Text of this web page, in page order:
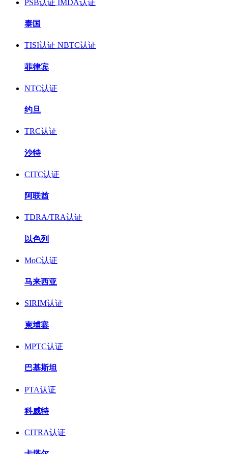
PSB认证 IMDA认证
泰国
TISI认证 NBTC认证
菲律宾
NTC认证
约旦
TRC认证
沙特
CITC认证
阿联酋
TDRA/TRA认证
以色列
MoC认证
马来西亚
SIRIM认证
柬埔寨
MPTC认证
巴基斯坦
PTA认证
科威特
CITRA认证